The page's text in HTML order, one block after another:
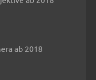
ab 2018